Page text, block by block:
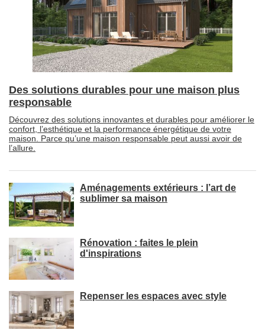
Des solutions durables pour une maison plus
responsable
Découvrez des solutions innovantes et durables pour améliorer le
confort, l’esthétique et la performance énergétique de votre
maison. Parce qu’une maison responsable peut aussi avoir de
l’allure.
Aménagements extérieurs : l’art de
sublimer sa maison
Rénovation : faites le plein
d'inspirations
Repenser les espaces avec style